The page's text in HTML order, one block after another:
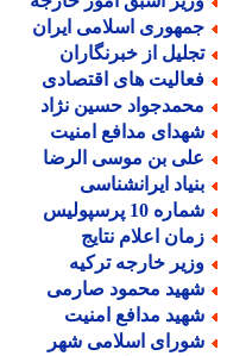
اسلامی ایران
از خبرنگاران
های اقتصادی
حسین نژاد
مدافع امنیت
بن موسی الرضا
ایرانشناسی
10 پرسپولیس
اعلام نتایج
خارجه ترکیه
محمود صارمی
مدافع امنیت
اسلامی شهر